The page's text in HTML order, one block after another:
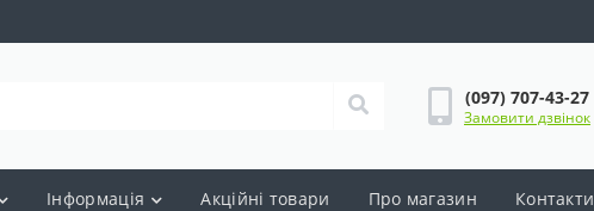
(097) 707-43-27
Замовити дзвінок
Інформація Акцiйнi товари Про магазин Контакти